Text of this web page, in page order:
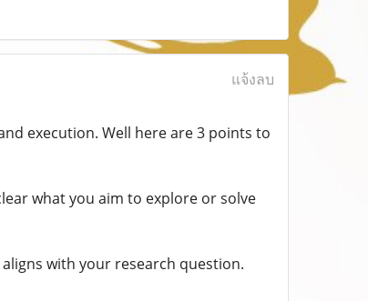
แจ้งลบ
execution. Well here are 3 points to
what you aim to explore or solve
with your research question.